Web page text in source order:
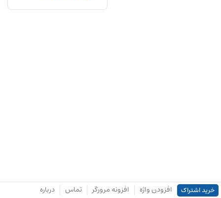
خرید اشتراک افزودن واژه افزونه مرورگر تماس درباره